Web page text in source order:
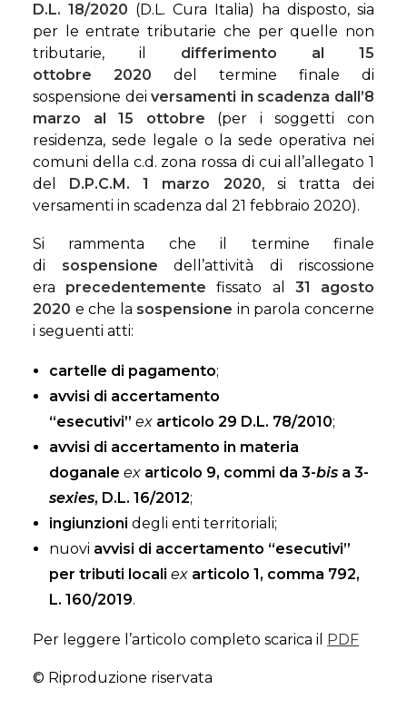
D.L. 18/2020 (D.L. Cura Italia) ha disposto, sia
per le entrate tributarie che per quelle non
tributarie, il differimento al 15
ottobre
2020 del termine finale di
sospensione deiversamenti in scadenza dall’8
marzo al 15 ottobre (per i soggetti con
residenza, sede legale o la sede operativa nei
comuni della c.d. zona rossa di cui all’allegato 1
del D.P.C.M. 1 marzo 2020, si tratta dei
versamenti in scadenza dal 21 febbraio 2020).
Si rammenta che il termine finale
di sospensione dell’attività di riscossione
era precedentemente fissato al 31 agosto
2020 e che la sospensione in parola concerne
i seguenti atti:
cartelle di pagamento;
avvisi di accertamento
“esecutivi” ex articolo 29 D.L. 78/2010;
avvisi di accertamento in materia
doganale ex articolo 9, commi da 3-bis a 3-
sexies, D.L. 16/2012;
ingiunzioni degli enti territoriali;
nuovi avvisi di accertamento “esecutivi”
per tributi locali ex articolo 1, comma 792,
L. 160/2019.
Per leggere l’articolo completo scarica il PDF
© Riproduzione riservata